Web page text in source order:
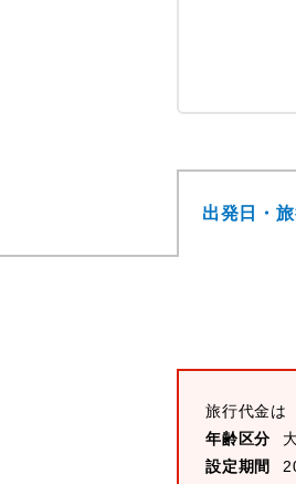
出発日・
旅行代金は
年齢区分
設定期間